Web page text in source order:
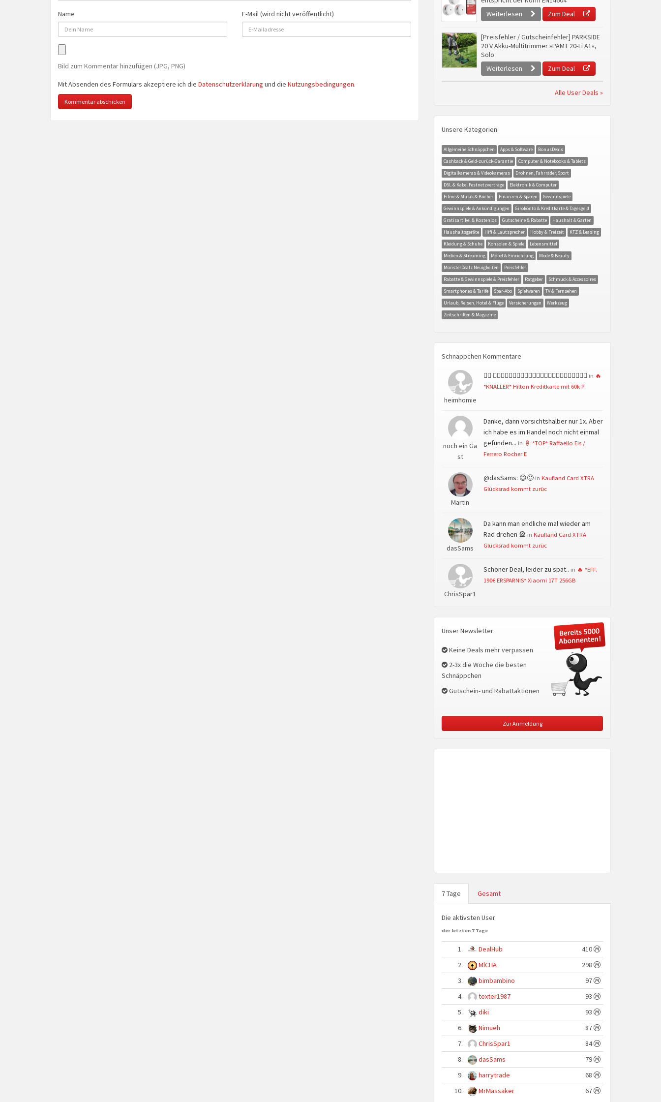
Name E-Mail (wird nicht veröffentlicht)
Bild zum Kommentar hinzufügen (JPG, PNG)
Mit Absenden des Formulars akzeptiere ich die Datenschutzerklärung und die Nutzungsbedingungen.
Weiterlesen
Zum Deal
[Preisfehler / Gutscheinfehler] PARKSIDE
20 V Akku-Multitrimmer »PAMT 20-Li A1«,
Solo
Weiterlesen
Zum Deal
Alle User Deals »
Unsere Kategorien
Allgemeine Schnäppchen Apps & Software
BonusDeals
Cashback & Geld-zurück-Garantie
Computer & Notebooks & Tablets
Digitalkameras & Videokameras
Drohnen, Fahrräder, Sport
DSL & Kabel Festnetzverträge
Elektronik & Computer
Filme & Musik & Bücher
Finanzen & Sparen
Gewinnspiele
Gewinnspiele & Ankündigungen
Girokonto & Kreditkarte & Tagesgeld
Gratisartikel & Kostenlos
Gutscheine & Rabatte
Haushalt & Garten
Haushaltsgeräte
Hifi & Lautsprecher Hobby & Freizeit
KFZ & Leasing
Kleidung & Schuhe
Konsolen & Spiele
Lebensmittel
Medien & Streaming
Möbel & Einrichtung
Mode & Beauty
MonsterDealz Neuigkeiten
Preisfehler
Rabatte & Gewinnspiele & Preisfehler
Ratgeber
Schmuck & Accessoires
Smartphones & Tarife
Spar-Abo Spielwaren
TV & Fernsehen
Urlaub, Reisen, Hotel & Flüge
Versicherungen
Werkzeug
Zeitschriften & Magazine
Schnäppchen Kommentare
heimhomie
👍🏻 👍🏻👍🏻👍🏻👍🏻👍🏻👍🏻👍🏻👍🏻👍🏻👍🏻👍🏻👍🏻 in 🔥
*KNALLER* Hilton Kreditkarte mit 60k P
noch ein Ga
st
Danke, dann vorsichtshalber nur 1x. Aber
ich habe es im Handel noch nicht einmal
gefunden... in 🍦 *TOP* Raffaello Eis /
Ferrero Rocher E
Martin
@dasSams: 😉🙂 in Kaufland Card XTRA
Glücksrad kommt zurüc
dasSams
Da kann man endliche mal wieder am
Rad drehen 🎡 in Kaufland Card XTRA
Glücksrad kommt zurüc
ChrisSpar1
Schöner Deal, leider zu spät.. in 🔥 *EFF.
190€ ERSPARNIS* Xiaomi 17T 256GB
Unser Newsletter
Keine Deals mehr verpassen
2-3x die Woche die besten
Schnäppchen
Gutschein- und Rabattaktionen
Zur Anmeldung
7 Tage Gesamt
Die aktivsten User
der letzten 7 Tage
1. DealHub
410
2.
MlCHA
298
3.
bimbambino
97
4.
texter1987
93
5.
diki
93
6.
Nimueh
87
7.
ChrisSpar1
84
8.
dasSams
79
9.
harrytrade
68
10.
MrMassaker 67